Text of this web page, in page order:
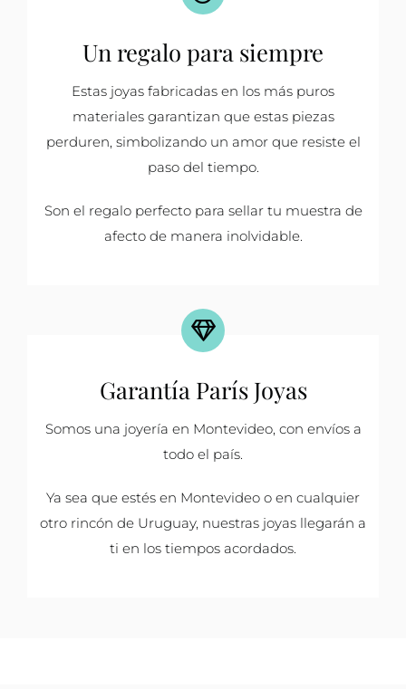
Un regalo para siempre
Estas joyas fabricadas en los más puros
materiales garantizan que estas piezas
perduren, simbolizando un amor que resiste el
paso del tiempo.
Son el regalo perfecto para sellar tu muestra de
afecto de manera inolvidable.
Garantía París Joyas
Somos una joyería en Montevideo, con envíos a
todo el país.
Ya sea que estés en Montevideo o en cualquier
otro rincón de Uruguay, nuestras joyas llegarán a
ti en los tiempos acordados.